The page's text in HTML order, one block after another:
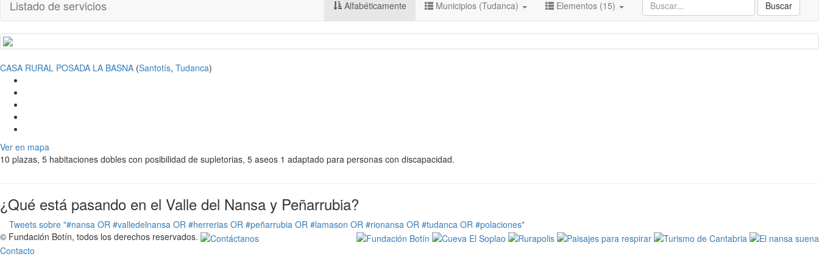
Listado de servicios Buscar
Alfabéticamente Municipios (Tudanca) Elementos (15)
CASA RURAL POSADA LA BASNA (Santotís, Tudanca)
Ver en mapa
10 plazas, 5 habitaciones dobles con posibilidad de supletorias, 5 aseos 1 adaptado para personas con discapacidad.
¿Qué está pasando en el Valle del Nansa y Peñarrubia?
Tweets sobre "#nansa OR #valledelnansa OR #herrerias OR #peñarrubia OR #lamason OR #rionansa OR #tudanca OR #polaciones"
© Fundación Botín, todos los derechos reservados.
Contacto